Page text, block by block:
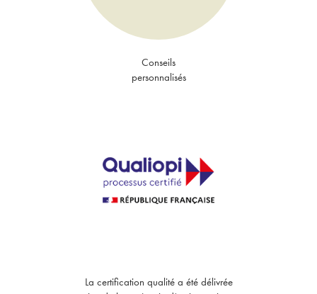
Conseils
personnalisés
La certification qualité a été délivrée